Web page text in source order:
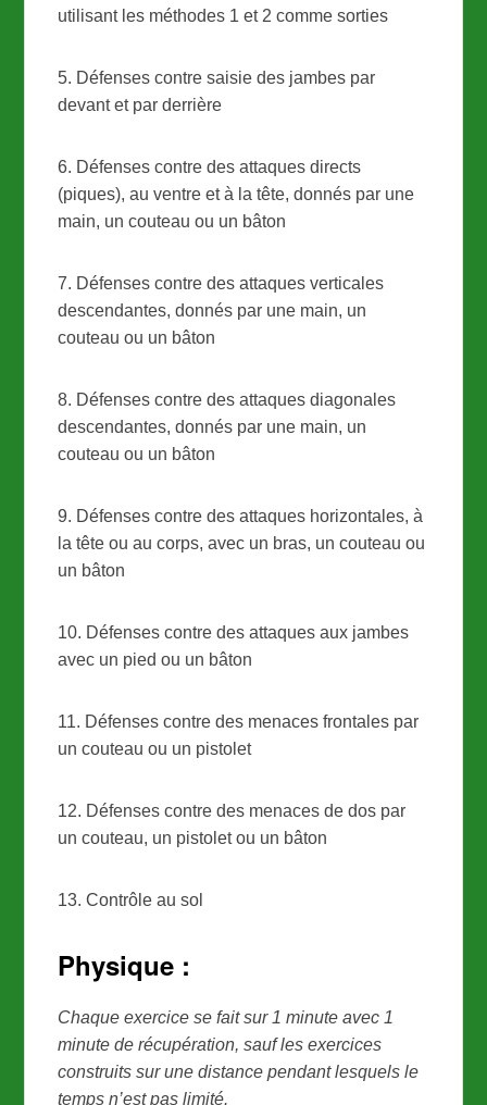
utilisant les méthodes 1 et 2 comme sorties
5. Défenses contre saisie des jambes par
devant et par derrière
6. Défenses contre des attaques directs
(piques), au ventre et à la tête, donnés par une
main, un couteau ou un bâton
7. Défenses contre des attaques verticales
descendantes, donnés par une main, un
couteau ou un bâton
8. Défenses contre des attaques diagonales
descendantes, donnés par une main, un
couteau ou un bâton
9. Défenses contre des attaques horizontales, à
la tête ou au corps, avec un bras, un couteau ou
un bâton
10. Défenses contre des attaques aux jambes
avec un pied ou un bâton
11. Défenses contre des menaces frontales par
un couteau ou un pistolet
12. Défenses contre des menaces de dos par
un couteau, un pistolet ou un bâton
13. Contrôle au sol
Physique :
Chaque exercice se fait sur 1 minute avec 1
minute de récupération, sauf les exercices
construits sur une distance pendant lesquels le
temps n’est pas limité.